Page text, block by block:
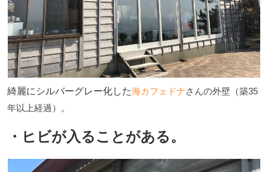
綺麗にシルバーグレー化した海カフェドナさんの外壁（築35
年以上経過）。
・ヒビが入ることがある。